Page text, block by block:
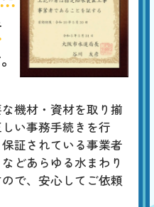
機材・資材を取り揃
い事務手続きを行
証されている事業者
どあらゆる水まわり
で、安心してご依頼